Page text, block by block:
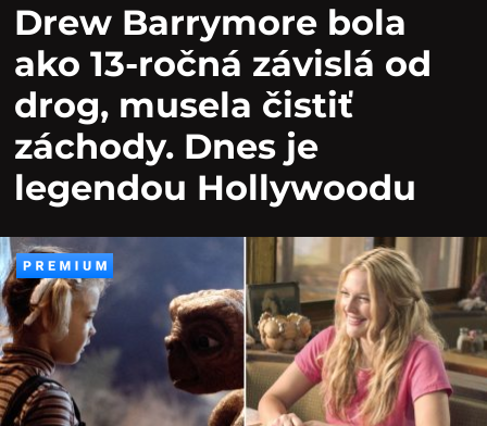
Drew Barrymore bola
ako 13-ročná závislá od
drog, musela čistiť
záchody. Dnes je
legendou Hollywoodu